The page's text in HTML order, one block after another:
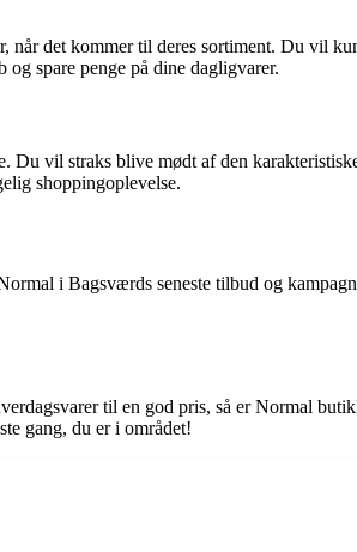
det kommer til deres sortiment. Du vil
spare penge på dine dagligvarer.
vil straks blive mødt af den
shoppingoplevelse.
i Bagsværds seneste tilbud og
til en god pris, så er Normal
gang, du er i området!